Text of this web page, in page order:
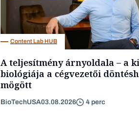
Content Lab HUB
A teljesítmény árnyoldala – a
biológiája a cégvezetői
mögött
BioTechUSA03.08.2026 4 perc